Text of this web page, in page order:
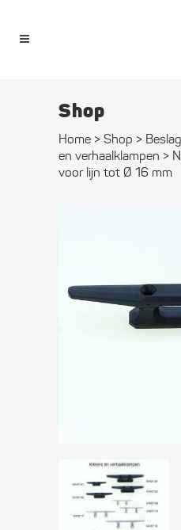
Shop
Home > Shop > Beslag
en verhaal­klampen >
voor lijn tot Ø 16 mm